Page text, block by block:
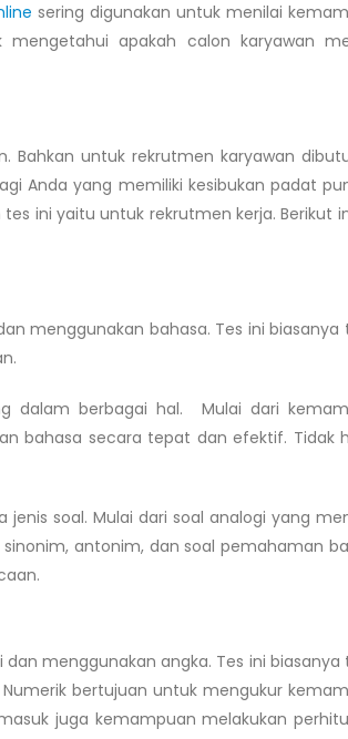
sering digunakan untuk menilai
apakah calon karyawan
Bahkan untuk rekrutmen karyawan
Anda yang memiliki kesibukan padat
ini yaitu untuk rekrutmen kerja. Berikut
menggunakan bahasa. Tes ini biasanya
dalam berbagai hal. Mulai dari
bahasa secara tepat dan efektif. Tidak
jenis soal. Mulai dari soal analogi yang
antonim, dan soal pemahaman
menggunakan angka. Tes ini biasanya
bertujuan untuk mengukur
juga kemampuan melakukan